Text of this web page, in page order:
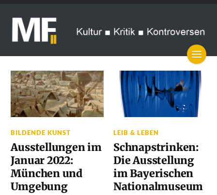
BILDENDE KUNST
Ausstellungen im
Januar 2022:
München und
Umgebung
LEIB & LEBEN
Schnapstrinken:
Die Ausstellung
im Bayerischen
Nationalmuseum